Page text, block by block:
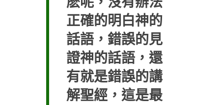
正確的明白神的
話語，錯誤的見
證神的話語，還
有就是錯誤的講
解聖經，這是最